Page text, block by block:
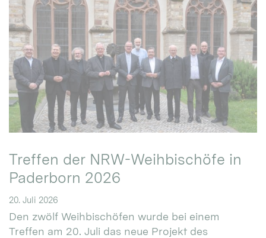
Treffen der NRW-Weihbischöfe in
Paderborn 2026
20. Juli 2026
Den zwölf Weihbischöfen wurde bei einem
Treffen am 20. Juli das neue Projekt des